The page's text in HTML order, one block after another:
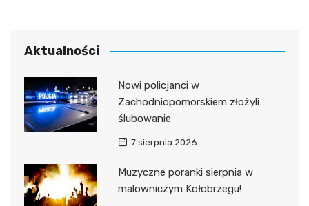
Aktualności
Nowi policjanci w
Zachodniopomorskiem złożyli
ślubowanie
7 sierpnia 2026
Muzyczne poranki sierpnia w
malowniczym Kołobrzegu!